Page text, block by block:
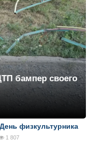
бампер своего
физкультурника
1 807